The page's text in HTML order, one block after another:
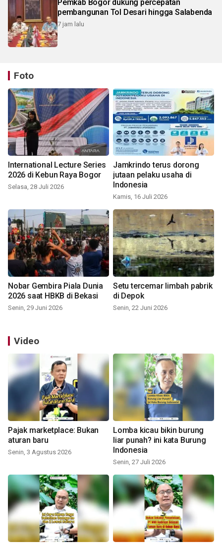
Pemkab Bogor dukung percepatan
pembangunan Tol Desari hingga Salabenda
7 jam lalu
Foto
International Lecture Series
2026 di Kebun Raya Bogor
Selasa, 28 Juli 2026
Jamkrindo terus dorong
jutaan pelaku usaha di
Indonesia
Kamis, 16 Juli 2026
Nobar Gembira Piala Dunia
2026 saat HBKB di Bekasi
Senin, 29 Juni 2026
Setu tercemar limbah pabrik
di Depok
Senin, 22 Juni 2026
Video
Pajak marketplace: Bukan
aturan baru
Senin, 3 Agustus 2026
Lomba kicau bikin burung
liar punah? ini kata Burung
Indonesia
Senin, 27 Juli 2026